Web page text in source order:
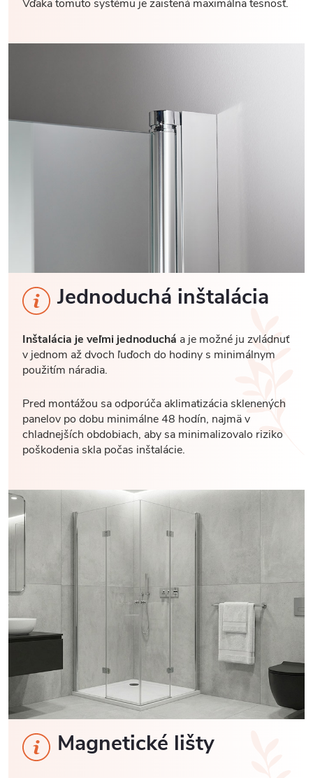
Vďaka tomuto systému je zaistená maximálna tesnosť.
Jednoduchá inštalácia
Inštalácia je veľmi jednoduchá a je možné ju zvládnuť
v jednom až dvoch ľuďoch do hodiny s minimálnym
použitím náradia.
Pred montážou sa odporúča aklimatizácia sklenených
panelov po dobu minimálne 48 hodín, najmä v
chladnejších obdobiach, aby sa minimalizovalo riziko
poškodenia skla počas inštalácie.
Magnetické lišty